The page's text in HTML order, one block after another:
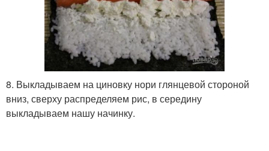
8. Выкладываем на циновку нори глянцевой стороной
вниз, сверху распределяем рис, в середину
выкладываем нашу начинку.